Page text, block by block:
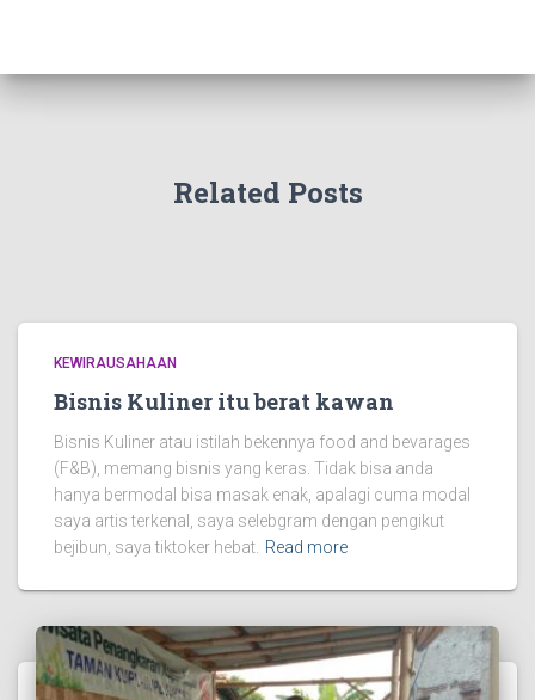
Related Posts
KEWIRAUSAHAAN
Bisnis Kuliner itu berat kawan
Bisnis Kuliner atau istilah bekennya food and bevarages
(F&B), memang bisnis yang keras. Tidak bisa anda
hanya bermodal bisa masak enak, apalagi cuma modal
saya artis terkenal, saya selebgram dengan pengikut
bejibun, saya tiktoker hebat. Read more